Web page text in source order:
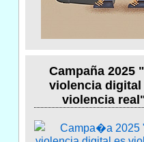
Campaña 2025
violencia digital
violencia